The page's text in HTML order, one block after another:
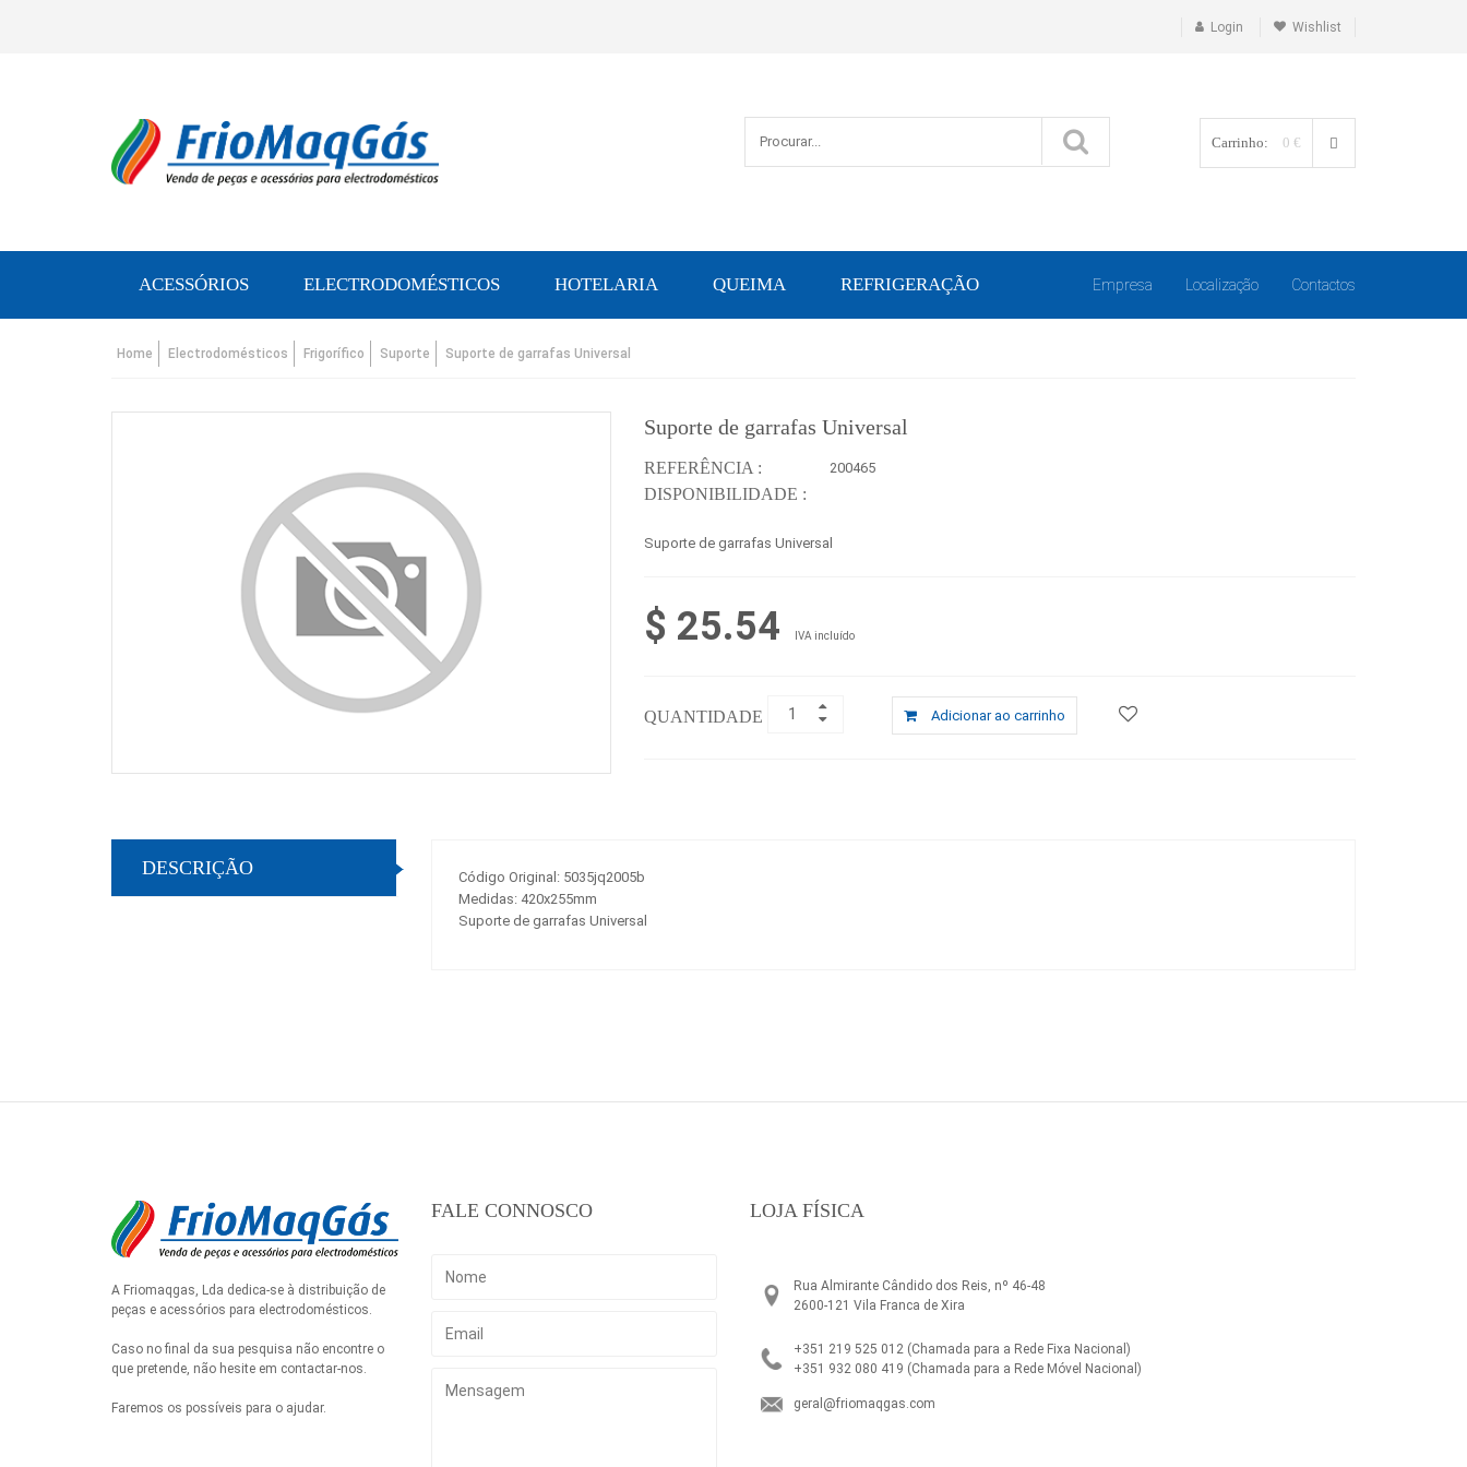
Login Wishlist
Carrinho: 0 €
ACESSÓRIOS ELECTRODOMÉSTICOS HOTELARIA QUEIMA REFRIGERAÇÃO Contactos
Localização
Empresa
Home Electrodomésticos Frigorífico Suporte Suporte de garrafas Universal
Suporte de garrafas Universal
REFERÊNCIA : 200465
DISPONIBILIDADE :
Suporte de garrafas Universal
$ 25.54 IVA incluído
QUANTIDADE : Adicionar ao carrinho
DESCRIÇÃO
Código Original: 5035jq2005b
Medidas: 420x255mm
Suporte de garrafas Universal
A Friomaqgas, Lda dedica-se à distribuição de
peças e acessórios para electrodomésticos.
Caso no final da sua pesquisa não encontre o
que pretende, não hesite em contactar-nos.
Faremos os possíveis para o ajudar.
FALE CONNOSCO LOJA FÍSICA
Rua Almirante Cândido dos Reis, nº 46-48
2600-121 Vila Franca de Xira
+351 219 525 012 (Chamada para a Rede Fixa Nacional)
+351 932 080 419 (Chamada para a Rede Móvel Nacional)
geral@friomaqgas.com